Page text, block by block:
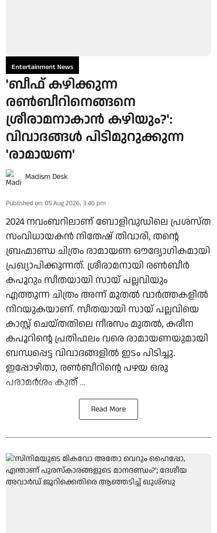
Entertainment News
'ബീഫ് കഴിക്കുന്ന
രൺബീറിനെങ്ങനെ
ശ്രീരാമനാകാൻ കഴിയും?':
വിവാദങ്ങൾ പിടിമുറുക്കുന്ന
'രാമായണ'
Madism Desk
Published on: 05 Aug 2026, 3:46 pm
2024 നവംബറിലാണ് ബോളിവുഡിലെ പ്രശസ്ത
സംവിധായകൻ നിതേഷ് തിവാരി, തന്റെ
ബ്രഹ്മാണ്ഡ ചിത്രം രാമായണ ഔദ്യോഗികമായി
പ്രഖ്യാപിക്കുന്നത്. ശ്രീരാമനായി രൺബീർ
കപൂറും സീതയായി സായ് പല്ലവിയും
എത്തുന്ന ചിത്രം അന്ന് മുതൽ വാർത്തകളിൽ
നിറയുകയാണ്. സീതയായി സായ് പല്ലവിയെ
കാസ്റ്റ് ചെയ്തതിലെ നീരസം മുതൽ, കരീന
കപൂറിന്റെ പ്രതിഫലം വരെ രാമായണയുമായി
ബന്ധപ്പെട്ട വിവാദങ്ങളിൽ ഇടം പിടിച്ചു.
ഇപ്പോഴിതാ, രൺബീറിന്റെ പഴയ ഒരു
പരാമർശം കുത് ...
Read More